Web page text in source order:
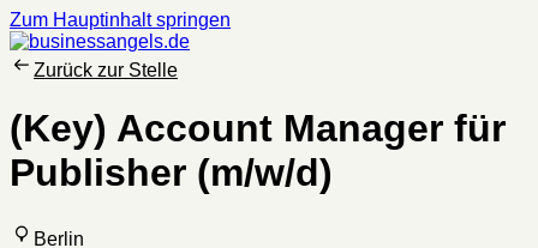
Zum Hauptinhalt springen
Zurück zur Stelle
(Key) Account Manager für
Publisher (m/w/d)
Berlin